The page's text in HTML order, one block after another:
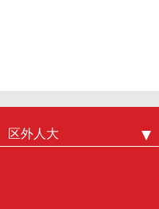
区外人大
中国人大